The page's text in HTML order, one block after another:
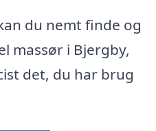
du nemt finde og
massør i Bjergby,
det, du har brug